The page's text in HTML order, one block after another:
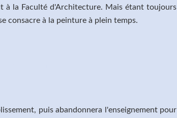
à la Faculté d'Architecture. Mais étant toujours
consacre à la peinture à plein temps.
puis abandonnera l'enseignement pour